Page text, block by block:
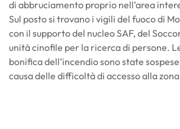
di abbruciamento proprio nell’area
Sul posto si trovano i vigili del fuoco di
con il supporto del nucleo SAF, del
unità cinofile per la ricerca di persone.
bonifica dell’incendio sono state
causa delle difficoltà di accesso alla